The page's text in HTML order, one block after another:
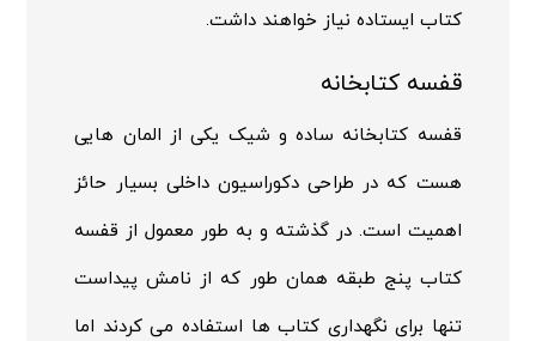
کتاب ایستاده نیاز خواهند داشت.
قفسه کتابخانه
قفسه کتابخانه ساده و شیک یکی از المان هایی
هست که در طراحی دکوراسیون داخلی بسیار حائز
اهمیت است. در گذشته و به طور معمول از قفسه
کتاب پنج طبقه همان طور که از نامش پیداست
تنها برای نگهداری کتاب ها استفاده می کردند اما